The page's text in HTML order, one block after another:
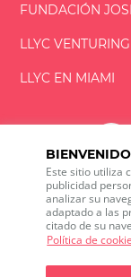
Este sitio utiliza
publicidad
analizar su
adaptado a las
citado de su
Política de
FUNDACIÓN
LLYC VENTURING
LLYC EN MIAMI
LLYC © 2026 Todos
600 Brickell